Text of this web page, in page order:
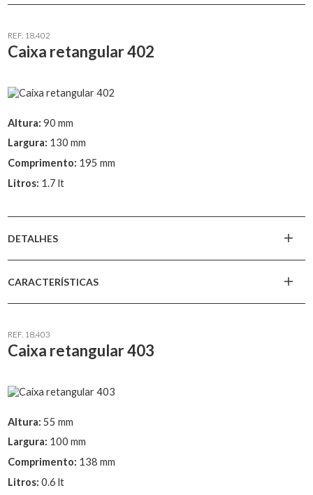
REF. 18.402
Caixa retangular 402
Altura: 90 mm
Largura: 130 mm
Comprimento: 195 mm
Litros: 1.7 lt
DETALHES
CARACTERÍSTICAS
REF. 18.403
Caixa retangular 403
Altura: 55 mm
Largura: 100 mm
Comprimento: 138 mm
Litros: 0.6 lt